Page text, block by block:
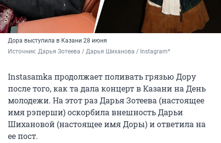
Дора выступила в Казани 28 июня
Источник: Дарья Зотеева / Дарья Шиханова / Instagram*
Instasamka продолжает поливать грязью Дору
после того, как та дала концерт в Казани на День
молодежи. На этот раз Дарья Зотеева (настоящее
имя рэперши) оскорбила внешность Дарьи
Шихановой (настоящее имя Доры) и ответила на
ее пост.